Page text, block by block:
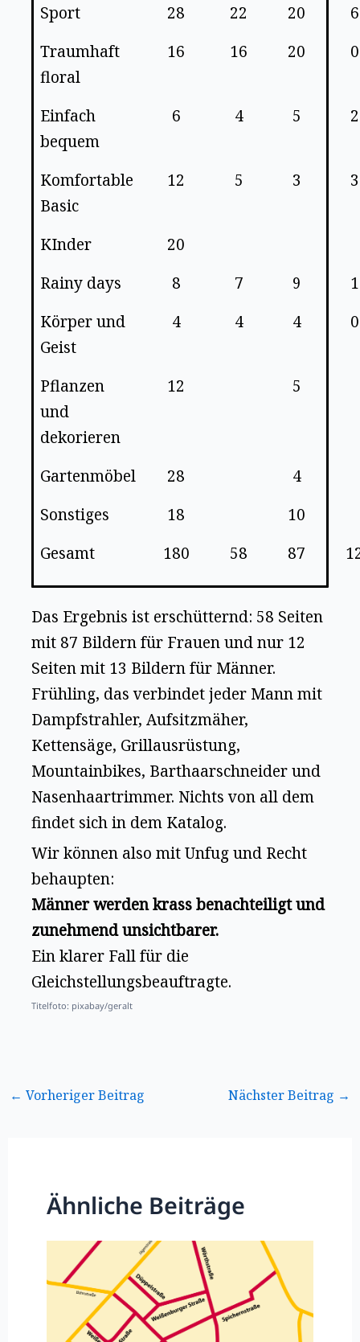
Sport 28 22 20
6
Traumhaft
floral
16 16 20 0
Einfach
bequem
6 4 5 2
Komfortable
Basic
12 5 3 3
KInder
20
Rainy days
8 7 9
1
Körper und
Geist
4 4 4 0
Pflanzen
und
dekorieren
12 5
Gartenmöbel 28
4
Sonstiges
18
10
Gesamt
180 58 87
Das Ergebnis ist erschütternd: 58 Seiten
mit 87 Bildern für Frauen und nur 12
Seiten mit 13 Bildern für Männer.
Frühling, das verbindet jeder Mann mit
Dampfstrahler, Aufsitzmäher,
Kettensäge, Grillausrüstung,
Mountainbikes, Barthaarschneider und
Nasenhaartrimmer. Nichts von all dem
findet sich in dem Katalog.
Wir können also mit Unfug und Recht
behaupten:
Männer werden krass benachteiligt und
zunehmend unsichtbarer.
Ein klarer Fall für die
Gleichstellungsbeauftragte.
Titelfoto: pixabay/geralt
← Vorheriger Beitrag Nächster Beitrag →
Ähnliche Beiträge